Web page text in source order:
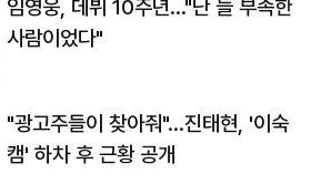
임영웅, 데뷔 10주년…"난 늘 부족한
사람이었다"
"광고주들이 찾아줘"…진태현, '이숙
캠' 하차 후 근황 공개